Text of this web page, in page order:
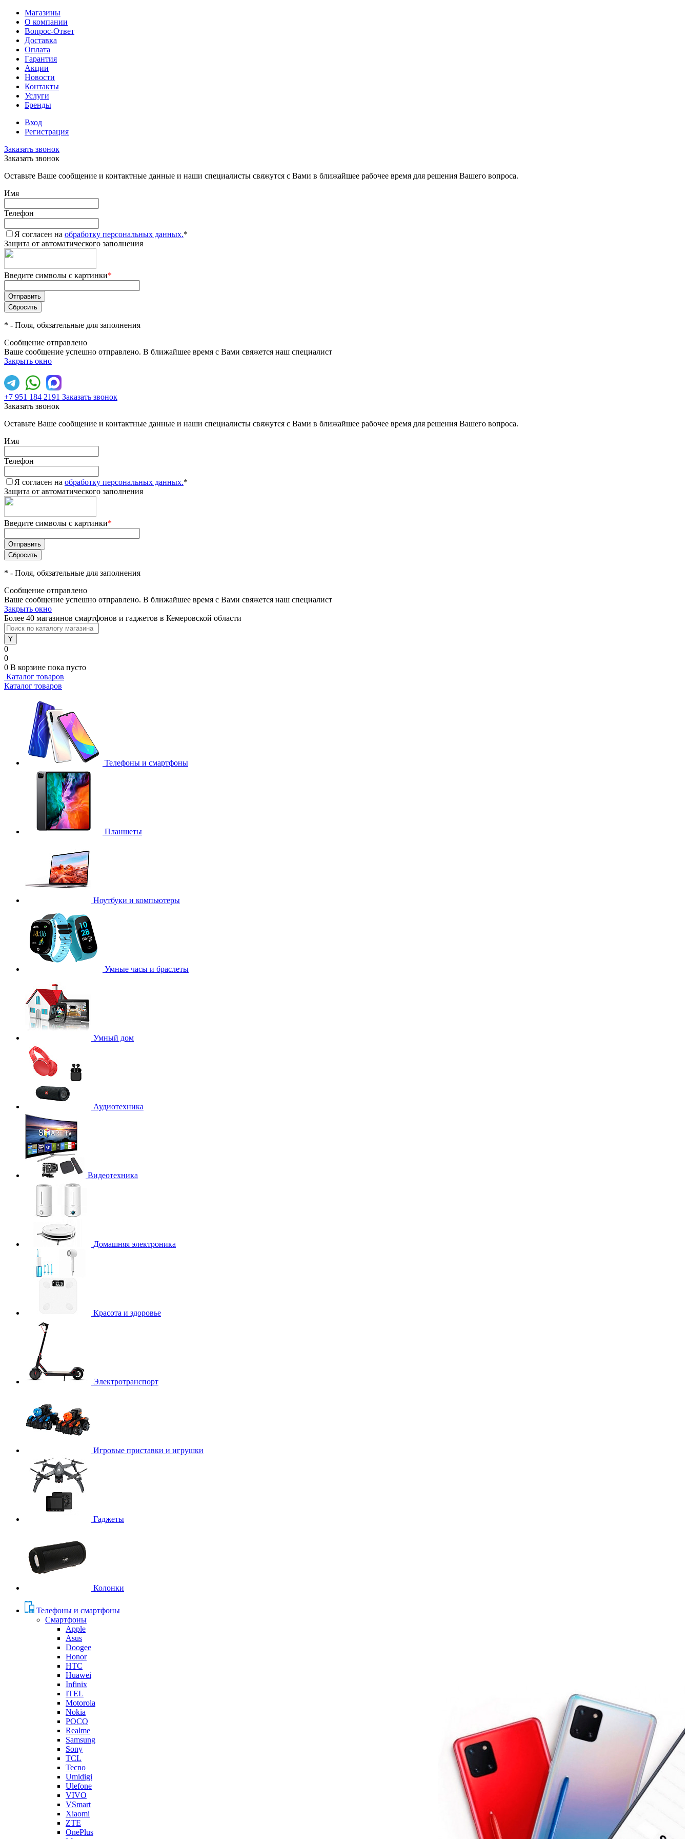
Магазины
О компании
Вопрос-Ответ
Доставка
Оплата
Гарантия
Акции
Новости
Контакты
Услуги
Бренды
Вход
Регистрация
Заказать звонок
Заказать звонок
Оставьте Ваше сообщение и контактные данные и наши специалисты свяжутся с Вами в ближайшее рабочее время для решения Вашего вопроса.
Имя
Телефон
Я согласен на обработку персональных данных.*
Защита от автоматического заполнения
Введите символы с картинки*
* - Поля, обязательные для заполнения
Сообщение отправлено
Ваше сообщение успешно отправлено. В ближайшее время с Вами свяжется наш специалист
Закрыть окно
+7 951 184 2191 Заказать звонок
Заказать звонок
Оставьте Ваше сообщение и контактные данные и наши специалисты свяжутся с Вами в ближайшее рабочее время для решения Вашего вопроса.
Имя
Телефон
Я согласен на обработку персональных данных.*
Защита от автоматического заполнения
Введите символы с картинки*
* - Поля, обязательные для заполнения
Сообщение отправлено
Ваше сообщение успешно отправлено. В ближайшее время с Вами свяжется наш специалист
Закрыть окно
Более 40 магазинов смартфонов и гаджетов в Кемеровской области
0
0
0 В корзине пока пусто
Каталог товаров
Каталог товаров
Телефоны и смартфоны
Планшеты
Ноутбуки и компьютеры
Умные часы и браслеты
Умный дом
Аудиотехника
Видеотехника
Домашняя электроника
Красота и здоровье
Электротранспорт
Игровые приставки и игрушки
Гаджеты
Колонки
Телефоны и смартфоны
Смартфоны
Apple
Asus
Doogee
Honor
HTC
Huawei
Infinix
ITEL
Motorola
Nokia
POCO
Realme
Samsung
Sony
TCL
Tecno
Umidigi
Ulefone
VIVO
VSmart
Xiaomi
ZTE
OnePlus